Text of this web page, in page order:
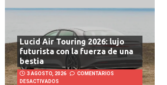
Lucid Air Touring 2026: lujo
futurista con la fuerza de una
bestia
3 AGOSTO, 2026
COMENTARIOS
DESACTIVADOS